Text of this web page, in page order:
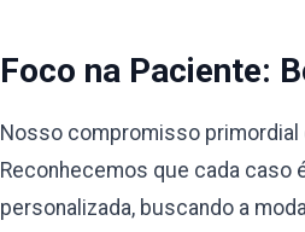
Foco na Paciente:
Nosso compromisso primordial
Reconhecemos que cada caso
personalizada, buscando a